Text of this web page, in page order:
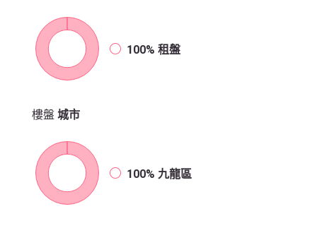
100% 租盤
樓盤 城市
100% 九龍區